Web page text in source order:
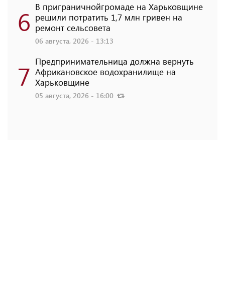
6 В приграничнойгромаде на Харьковщине
решили потратить 1,7 млн ​​гривен на
ремонт сельсовета
06 августа, 2026 - 13:13
7 Предпринимательница должна вернуть
Африкановское водохранилище на
Харьковщине
05 августа, 2026 - 16:00